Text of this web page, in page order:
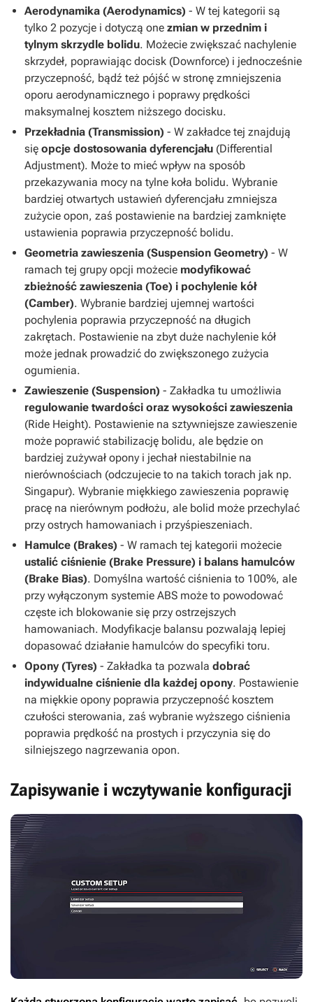
Aerodynamika (Aerodynamics) - W tej kategorii są
tylko 2 pozycje i dotyczą one zmian w przednim i
tylnym skrzydle bolidu. Możecie zwiększać nachylenie
skrzydeł, poprawiając docisk (Downforce) i jednocześnie
przyczepność, bądź też pójść w stronę zmniejszenia
oporu aerodynamicznego i poprawy prędkości
maksymalnej kosztem niższego docisku.
Przekładnia (Transmission) - W zakładce tej znajdują
się opcje dostosowania dyferencjału (Differential
Adjustment). Może to mieć wpływ na sposób
przekazywania mocy na tylne koła bolidu. Wybranie
bardziej otwartych ustawień dyferencjału zmniejsza
zużycie opon, zaś postawienie na bardziej zamknięte
ustawienia poprawia przyczepność bolidu.
Geometria zawieszenia (Suspension Geometry) - W
ramach tej grupy opcji możecie modyfikować
zbieżność zawieszenia (Toe) i pochylenie kół
(Camber). Wybranie bardziej ujemnej wartości
pochylenia poprawia przyczepność na długich
zakrętach. Postawienie na zbyt duże nachylenie kół
może jednak prowadzić do zwiększonego zużycia
ogumienia.
Zawieszenie (Suspension) - Zakładka tu umożliwia
regulowanie twardości oraz wysokości zawieszenia
(Ride Height). Postawienie na sztywniejsze zawieszenie
może poprawić stabilizację bolidu, ale będzie on
bardziej zużywał opony i jechał niestabilnie na
nierównościach (odczujecie to na takich torach jak np.
Singapur). Wybranie miękkiego zawieszenia poprawię
pracę na nierównym podłożu, ale bolid może przechylać
przy ostrych hamowaniach i przyśpieszeniach.
Hamulce (Brakes) - W ramach tej kategorii możecie
ustalić ciśnienie (Brake Pressure) i balans hamulców
(Brake Bias). Domyślna wartość ciśnienia to 100%, ale
przy wyłączonym systemie ABS może to powodować
częste ich blokowanie się przy ostrzejszych
hamowaniach. Modyfikacje balansu pozwalają lepiej
dopasować działanie hamulców do specyfiki toru.
Opony (Tyres) - Zakładka ta pozwala dobrać
indywidualne ciśnienie dla każdej opony. Postawienie
na miękkie opony poprawia przyczepność kosztem
czułości sterowania, zaś wybranie wyższego ciśnienia
poprawia prędkość na prostych i przyczynia się do
silniejszego nagrzewania opon.
Zapisywanie i wczytywanie konfiguracji